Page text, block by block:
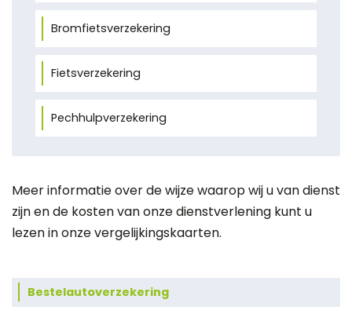
Bromfietsverzekering
Fietsverzekering
Pechhulpverzekering
Meer informatie over de wijze waarop wij u van dienst
zijn en de kosten van onze dienstverlening kunt u
lezen in onzevergelijkingskaarten.
Bestelautoverzekering